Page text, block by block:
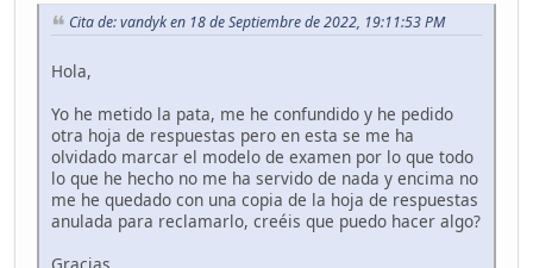
Cita de: vandyk en 18 de Septiembre de 2022, 19:11:53 PM
Hola,
Yo he metido la pata, me he confundido y he pedido
otra hoja de respuestas pero en esta se me ha
olvidado marcar el modelo de examen por lo que todo
lo que he hecho no me ha servido de nada y encima no
me he quedado con una copia de la hoja de respuestas
anulada para reclamarlo, creéis que puedo hacer algo?